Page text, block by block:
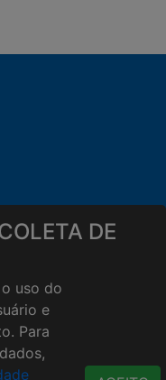
DE
uso do
e
Para